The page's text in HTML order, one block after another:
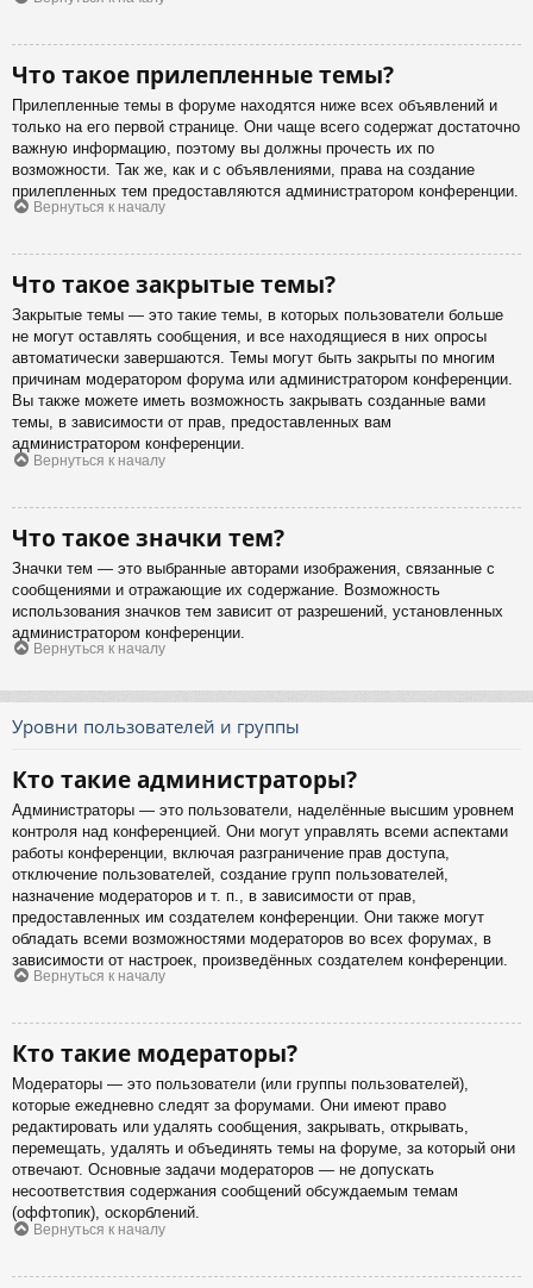
Что такое прилепленные темы?
Прилепленные темы в форуме находятся ниже всех объявлений и
только на его первой странице. Они чаще всего содержат достаточно
важную информацию, поэтому вы должны прочесть их по
возможности. Так же, как и с объявлениями, права на создание
прилепленных тем предоставляются администратором конференции.
Вернуться к началу
Что такое закрытые темы?
Закрытые темы — это такие темы, в которых пользователи больше
не могут оставлять сообщения, и все находящиеся в них опросы
автоматически завершаются. Темы могут быть закрыты по многим
причинам модератором форума или администратором конференции.
Вы также можете иметь возможность закрывать созданные вами
темы, в зависимости от прав, предоставленных вам
администратором конференции.
Вернуться к началу
Что такое значки тем?
Значки тем — это выбранные авторами изображения, связанные с
сообщениями и отражающие их содержание. Возможность
использования значков тем зависит от разрешений, установленных
администратором конференции.
Вернуться к началу
Уровни пользователей и группы
Кто такие администраторы?
Администраторы — это пользователи, наделённые высшим уровнем
контроля над конференцией. Они могут управлять всеми аспектами
работы конференции, включая разграничение прав доступа,
отключение пользователей, создание групп пользователей,
назначение модераторов и т. п., в зависимости от прав,
предоставленных им создателем конференции. Они также могут
обладать всеми возможностями модераторов во всех форумах, в
зависимости от настроек, произведённых создателем конференции.
Вернуться к началу
Кто такие модераторы?
Модераторы — это пользователи (или группы пользователей),
которые ежедневно следят за форумами. Они имеют право
редактировать или удалять сообщения, закрывать, открывать,
перемещать, удалять и объединять темы на форуме, за который они
отвечают. Основные задачи модераторов — не допускать
несоответствия содержания сообщений обсуждаемым темам
(оффтопик), оскорблений.
Вернуться к началу